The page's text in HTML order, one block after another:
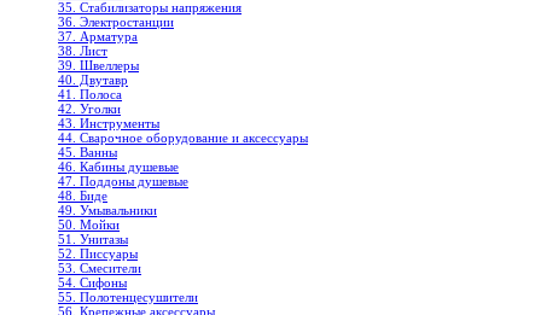
35. Стабилизаторы напряжения
36. Электростанции
37. Арматура
38. Лист
39. Швеллеры
40. Двутавр
41. Полоса
42. Уголки
43. Инструменты
44. Сварочное оборудование и аксессуары
45. Ванны
46. Кабины душевые
47. Поддоны душевые
48. Биде
49. Умывальники
50. Мойки
51. Унитазы
52. Писсуары
53. Смесители
54. Сифоны
55. Полотенцесушители
56. Крепежные аксессуары